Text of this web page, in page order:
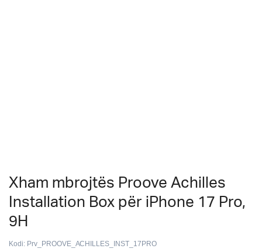
Xham mbrojtës Proove Achilles
Installation Box për iPhone 17 Pro,
9H
Kodi: Prv_PROOVE_ACHILLES_INST_17PRO